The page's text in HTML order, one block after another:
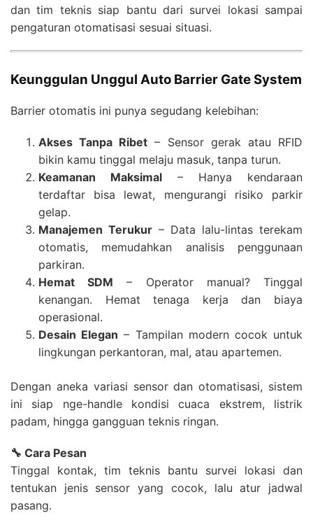
dan tim teknis siap bantu dari survei lokasi sampai
pengaturan otomatisasi sesuai situasi.
Keunggulan Unggul Auto Barrier Gate System
Barrier otomatis ini punya segudang kelebihan:
Akses Tanpa Ribet – Sensor gerak atau RFID
bikin kamu tinggal melaju masuk, tanpa turun.
Keamanan Maksimal – Hanya kendaraan
terdaftar bisa lewat, mengurangi risiko parkir
gelap.
Manajemen Terukur – Data lalu-lintas terekam
otomatis, memudahkan analisis penggunaan
parkiran.
Hemat SDM – Operator manual? Tinggal
kenangan. Hemat tenaga kerja dan biaya
operasional.
Desain Elegan – Tampilan modern cocok untuk
lingkungan perkantoran, mal, atau apartemen.
Dengan aneka variasi sensor dan otomatisasi, sistem
ini siap nge-handle kondisi cuaca ekstrem, listrik
padam, hingga gangguan teknis ringan.
🔧 Cara Pesan
Tinggal kontak, tim teknis bantu survei lokasi dan
tentukan jenis sensor yang cocok, lalu atur jadwal
pasang.